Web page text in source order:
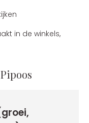
in de winkels,